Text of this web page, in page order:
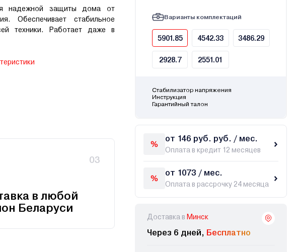
надежной защиты дома от
Обеспечивает стабильное
техники. Работает даже в
03
в любой
Беларуси
Варианты комплектаций
5901.85 4542.33 3486.29
2928.7 2551.01
Стабилизатор напряжения
Инструкция
Гарантийный талон
от 146 руб. руб. / мес.
Оплата в кредит 12 месяцев
от 1073 / мес.
Оплата в рассрочку 24 месяца
Доставка в Минск
Через 6 дней, Бесплатно